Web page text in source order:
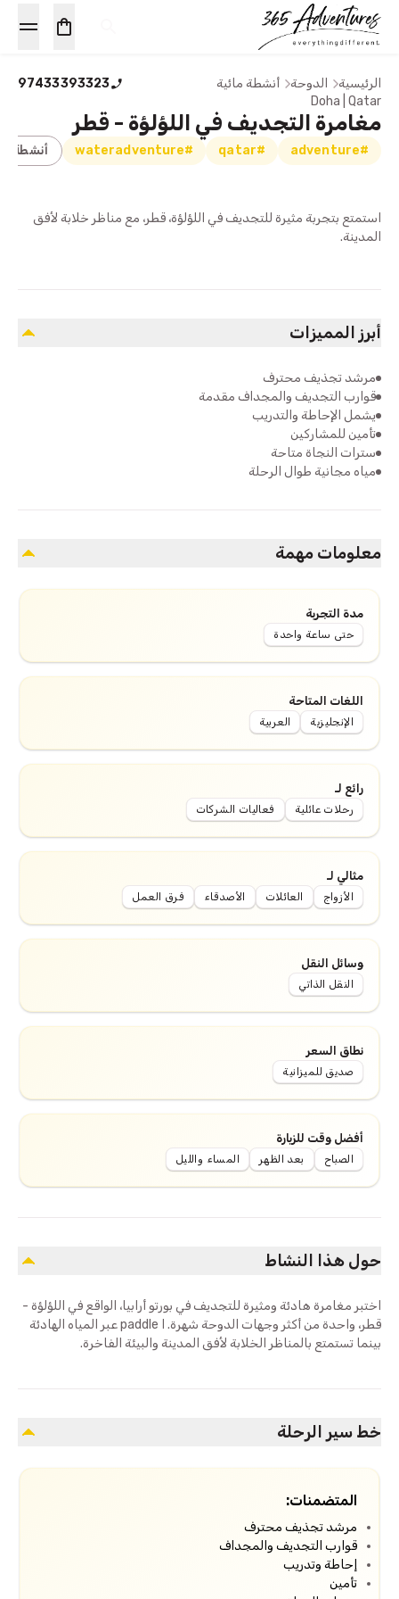
الرئيسية الدوحة أنشطة مائية
97433393323
Doha | Qatar
مغامرة التجديف في اللؤلؤة - قطر
#adventure
#qatar
#wateradventure أنشطة
استمتع بتجربة مثيرة للتجديف في اللؤلؤة، قطر، مع مناظر خلابة لأفق
المدينة.
أبرز المميزات
مرشد تجذيف محترف
قوارب التجديف والمجداف مقدمة
يشمل الإحاطة والتدريب
تأمين للمشاركين
سترات النجاة متاحة
مياه مجانية طوال الرحلة
معلومات مهمة
مدة التجربة
حتى ساعة واحدة
اللغات المتاحة
الإنجليزية العربية
رائع لـ
رحلات عائلية فعاليات الشركات
مثالي لـ
الأزواج العائلات الأصدقاء فرق العمل
وسائل النقل
النقل الذاتي
نطاق السعر
صديق للميزانية
أفضل وقت للزيارة
الصباح بعد الظهر المساء والليل
حول هذا النشاط
اختبر مغامرة هادئة ومثيرة للتجديف في بورتو أرابيا، الواقع في اللؤلؤة -
قطر، واحدة من أكثر وجهات الدوحة شهرة. ا paddle عبر المياه الهادئة
بينما تستمتع بالمناظر الخلابة لأفق المدينة والبيئة الفاخرة.
خط سير الرحلة
المتضمنات:
مرشد تجذيف محترف
قوارب التجديف والمجداف
إحاطة وتدريب
تأمين